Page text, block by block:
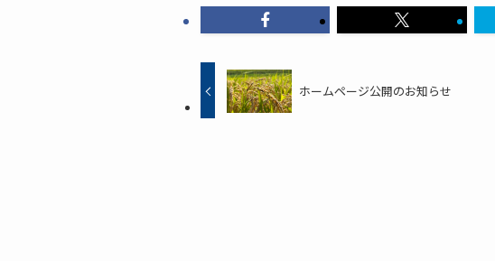
ホームページ公開のお知らせ